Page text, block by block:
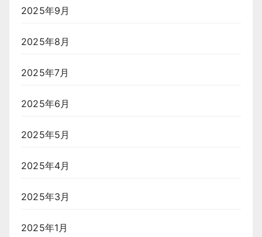
2025年9月
2025年8月
2025年7月
2025年6月
2025年5月
2025年4月
2025年3月
2025年1月